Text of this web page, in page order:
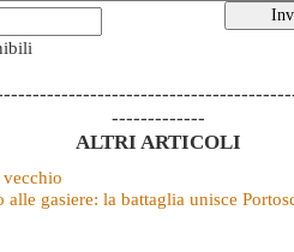
-------------
ALTRI ARTICOLI
alle gasiere: la battaglia unisce